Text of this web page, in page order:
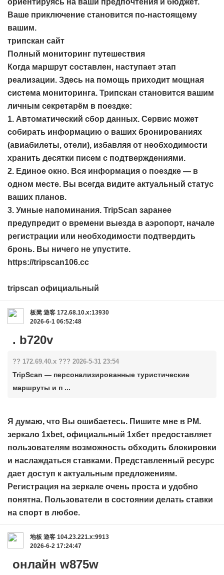
Ваше приключение становится по-настоящему
вашим.
трипскан сайт
Полный мониторинг путешествия
Когда маршрут составлен, наступает этап
реализации. Здесь на помощь приходит мощная
система мониторинга. Трипскан становится вашим
личным секретарём в поездке:
1. Автоматический сбор данных. Сервис может
собирать информацию о ваших бронированиях
(авиабилеты, отели), избавляя от необходимости
хранить десятки писем с подтверждениями.
2. Единое окно. Вся информация о поездке — в
одном месте. Вы всегда видите актуальный статус
ваших планов.
3. Умные напоминания. TripScan заранее
предупредит о времени выезда в аэропорт, начале
регистрации или необходимости подтвердить
бронь. Вы ничего не упустите.
https://tripscan106.cc
tripscan официальный
板凳 遊客 172.68.10.x:13930
2026-6-1 06:52:48
. b720v
?? 172.69.40.x ??? 2026-5-31 23:54
TripScan — персонализированные туристические
маршруты и п ...
Я думаю, что Вы ошибаетесь. Пишите мне в PM.
зеркало 1xbet, официальный 1хбет предоставляет
пользователям возможность обходить блокировки
и наслаждаться ставками. Представленный ресурс
дает доступ к актуальным предложениям.
Регистрация на зеркале очень проста и удобно
понятна. Пользователи в состоянии делать ставки
на спорт в любое.
地板 遊客 104.23.221.x:9913
2026-6-2 17:24:47
онлайн w875w